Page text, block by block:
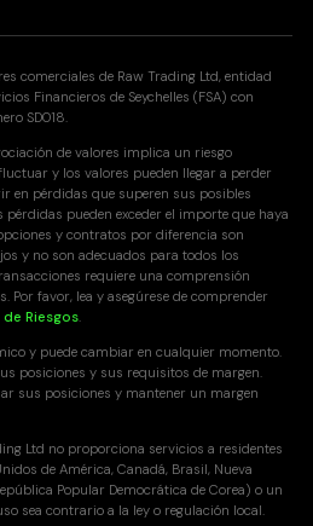
comerciales de Raw Trading Ltd, entidad
Financieros de Seychelles (FSA) con
SD018.
de valores implica un riesgo
y los valores pueden llegar a perder
en pérdidas que superen sus posibles
pérdidas pueden exceder el importe que haya
y contratos por diferencia son
y no son adecuados para todos los
requiere una comprensión
Por favor, lea y asegúrese de comprender
Riesgos.
y puede cambiar en cualquier momento.
posiciones y sus requisitos de margen.
sus posiciones y mantener un margen
Ltd no proporciona servicios a residentes
de América, Canadá, Brasil, Nueva
Popular Democrática de Corea) o un
sea contrario a la ley o regulación local.